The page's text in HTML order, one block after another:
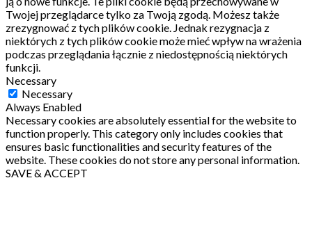
Twojej przeglądarce tylko za Twoją zgodą. Możesz także
zrezygnować z tych plików cookie. Jednak rezygnacja z
niektórych z tych plików cookie może mieć wpływ na wrażenia
podczas przeglądania łącznie z niedostępnością niektórych
funkcji.
Necessary
Necessary
Always Enabled
Necessary cookies are absolutely essential for the website to
function properly. This category only includes cookies that
ensures basic functionalities and security features of the
website. These cookies do not store any personal information.
SAVE & ACCEPT